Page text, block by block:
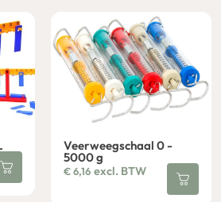
Veerweegschaal 0 -
5000 g
€6,16 excl. BTW